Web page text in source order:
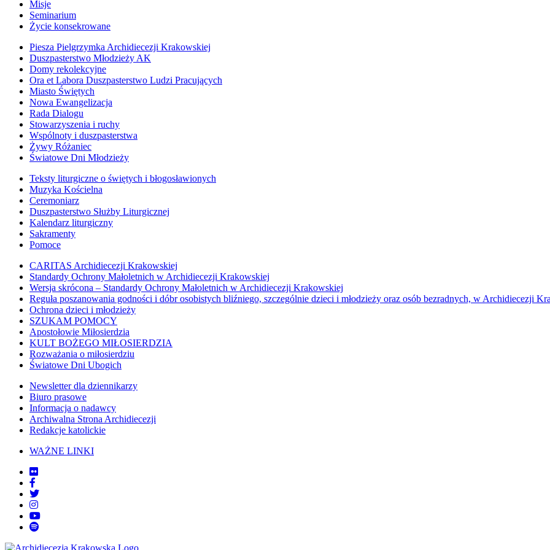
Misje
Seminarium
Życie konsekrowane
Piesza Pielgrzymka Archidiecezji Krakowskiej
Duszpasterstwo Młodzieży AK
Domy rekolekcyjne
Ora et Labora Duszpasterstwo Ludzi Pracujących
Miasto Świętych
Nowa Ewangelizacja
Rada Dialogu
Stowarzyszenia i ruchy
Wspólnoty i duszpasterstwa
Żywy Różaniec
Światowe Dni Młodzieży
Teksty liturgiczne o świętych i błogosławionych
Muzyka Kościelna
Ceremoniarz
Duszpasterstwo Służby Liturgicznej
Kalendarz liturgiczny
Sakramenty
Pomoce
CARITAS Archidiecezji Krakowskiej
Standardy Ochrony Małoletnich w Archidiecezji Krakowskiej
Wersja skrócona – Standardy Ochrony Małoletnich w Archidiecezji Krakowskiej
Reguła poszanowania godności i dóbr osobistych bliźniego, szczególnie dzieci i młodzieży oraz osób bezradnych, w Archidiecezji
Ochrona dzieci i młodzieży
SZUKAM POMOCY
Apostołowie Miłosierdzia
KULT BOŻEGO MIŁOSIERDZIA
Rozważania o miłosierdziu
Światowe Dni Ubogich
Newsletter dla dziennikarzy
Biuro prasowe
Informacja o nadawcy
Archiwalna Strona Archidiecezji
Redakcje katolickie
WAŻNE LINKI